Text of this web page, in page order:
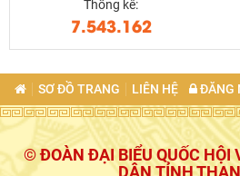
Thống kê:
7.543.162
SƠ ĐỒ TRANG LIÊN HỆ ĐĂNG
© ĐOÀN ĐẠI BIỂU QUỐC HỘI
DÂN TỈNH